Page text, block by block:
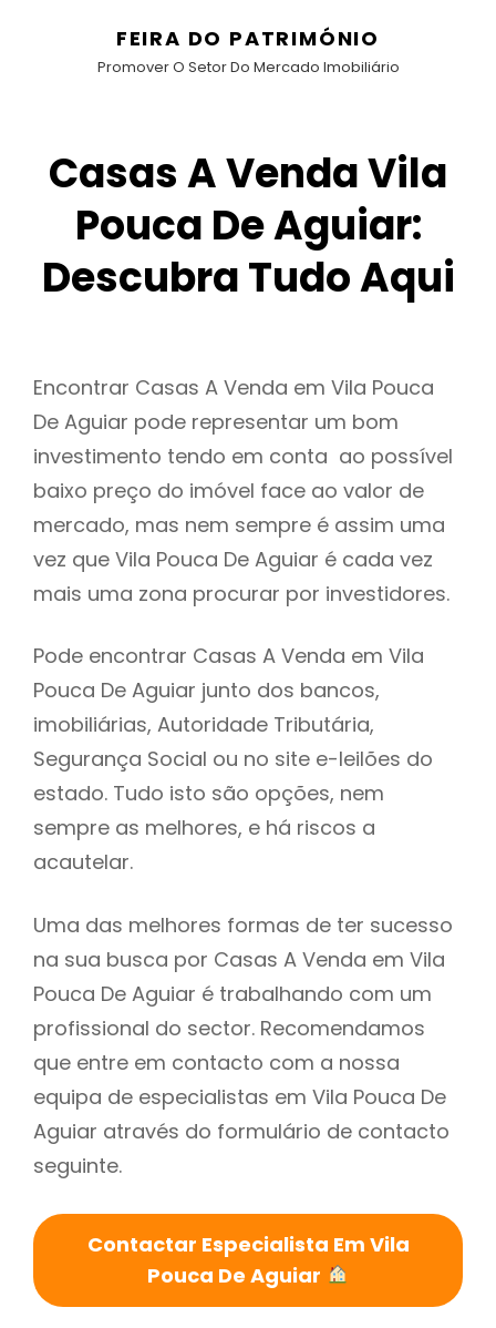
FEIRA DO PATRIMÓNIO
Promover O Setor Do Mercado Imobiliário
Casas A Venda Vila
Pouca De Aguiar:
Descubra Tudo Aqui
Encontrar Casas A Venda em Vila Pouca
De Aguiar pode representar um bom
investimento tendo em conta ao possível
baixo preço do imóvel face ao valor de
mercado, mas nem sempre é assim uma
vez que Vila Pouca De Aguiar é cada vez
mais uma zona procurar por investidores.
Pode encontrar Casas A Venda em Vila
Pouca De Aguiar junto dos bancos,
imobiliárias, Autoridade Tributária,
Segurança Social ou no site e-leilões do
estado. Tudo isto são opções, nem
sempre as melhores, e há riscos a
acautelar.
Uma das melhores formas de ter sucesso
na sua busca por Casas A Venda em Vila
Pouca De Aguiar é trabalhando com um
profissional do sector. Recomendamos
que entre em contacto com a nossa
equipa de especialistas em Vila Pouca De
Aguiar através do formulário de contacto
seguinte.
Contactar Especialista Em Vila
Pouca De Aguiar